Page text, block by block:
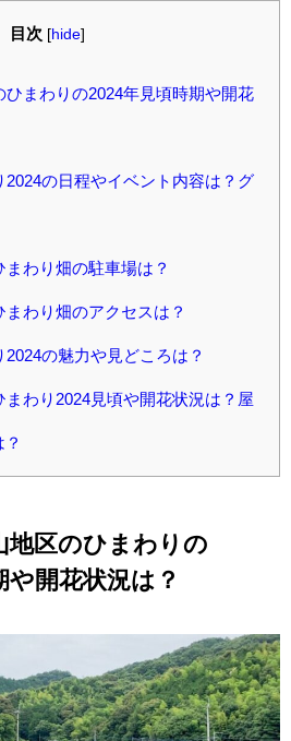
目次 [hide]
ひまわりの2024年見頃時期や開花
2024の日程やイベント内容は？グ
わり畑の駐車場は？
まわり畑のアクセスは？
の魅力や見どころは？
まわり2024見頃や開花状況は？屋
地区のひまわりの
や開花状況は？